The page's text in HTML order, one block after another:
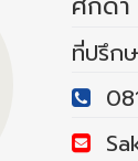
ที่ปรึก